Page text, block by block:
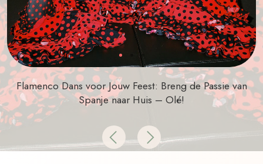
Flamenco Dans voor Jouw Feest: Breng de Passie van
Spanje naar Huis – Olé!
PreviousNext